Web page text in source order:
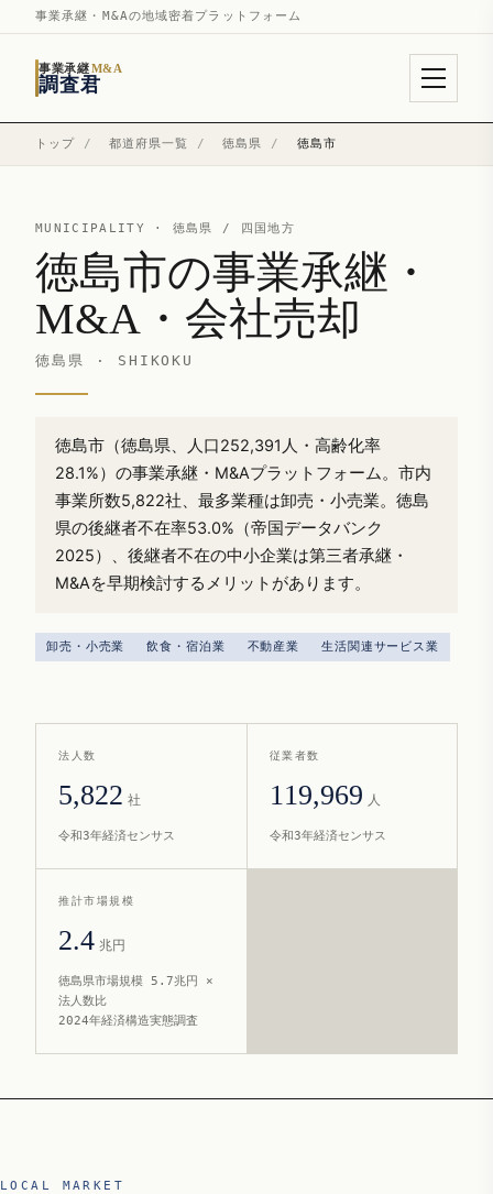
事業承継・M&Aの地域密着プラットフォーム
事業承継M&A
調査君
トップ / 都道府県一覧 / 徳島県 / 徳島市
MUNICIPALITY · 徳島県 / 四国地方
徳島市の事業承継・
M&A・会社売却
徳島県 · SHIKOKU
徳島市（徳島県、人口252,391人・高齢化率
28.1%）の事業承継・M&Aプラットフォーム。市内
事業所数5,822社、最多業種は卸売・小売業。徳島
県の後継者不在率53.0%（帝国データバンク
2025）、後継者不在の中小企業は第三者承継・
M&Aを早期検討するメリットがあります。
卸売・小売業 飲食・宿泊業 不動産業 生活関連サービス業
法人数
5,822 社
令和3年経済センサス
従業者数
119,969 人
令和3年経済センサス
推計市場規模
2.4 兆円
徳島県市場規模 5.7兆円 ×
法人数比
2024年経済構造実態調査
LOCAL MARKET